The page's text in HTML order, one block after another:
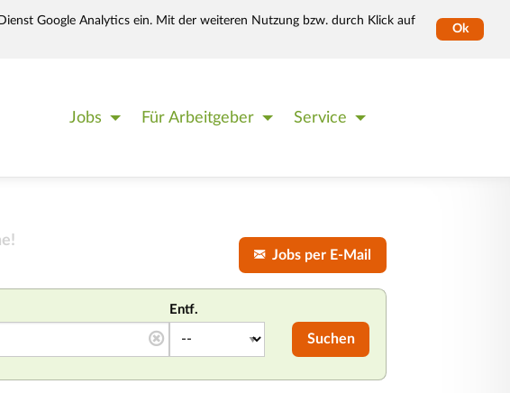
Google Analytics ein. Mit der weiteren Nutzung bzw. durch Klick auf
Ok
Jobs Für Arbeitgeber Service
Jobs per E-Mail
Entf.
Suchen